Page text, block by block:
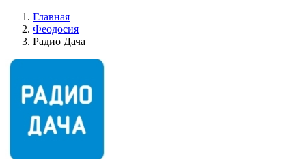
Главная
Феодосия
Радио Дача